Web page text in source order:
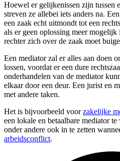
Hoewel er gelijkenissen zijn tussen
streven ze allebei iets anders na.
een zaak echt uitmondt tot een
als er geen oplossing meer mogelijk
rechter zich over de zaak moet
Een mediator zal er alles aan doen
lossen, voordat er een dure
onderhandelen van de mediator
elkaar door een deur. Een jurist en
met andere taken.
Het is bijvoorbeeld voorzakelijke
een lokale en betaalbare mediator
onder andere ook in te zetten
arbeidsconflict.